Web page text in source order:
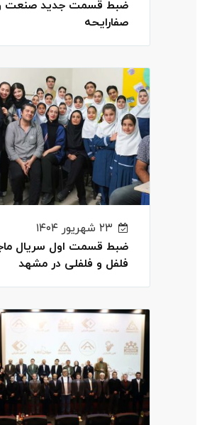
ضبط قسمت جدید صنعت و
صفارایحه
ضبط قسمت اول سریال
فلفل و فلفلی در مشهد